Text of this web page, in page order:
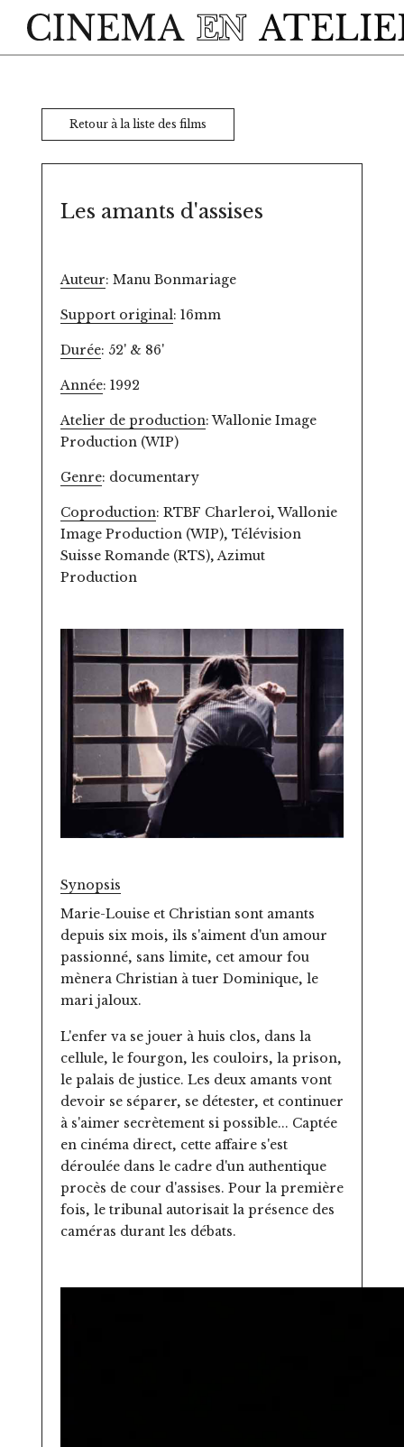
Retour à la liste des films
Les amants d'assises
Auteur: Manu Bonmariage
Support original: 16mm
Durée: 52' & 86'
Année: 1992
Atelier de production: Wallonie Image
Production (WIP)
Genre: documentary
Coproduction: RTBF Charleroi, Wallonie
Image Production (WIP), Télévision
Suisse Romande (RTS), Azimut
Production
Synopsis
Marie-Louise et Christian sont amants
depuis six mois, ils s'aiment d'un amour
passionné, sans limite, cet amour fou
mènera Christian à tuer Dominique, le
mari jaloux.
L'enfer va se jouer à huis clos, dans la
cellule, le fourgon, les couloirs, la prison,
le palais de justice. Les deux amants vont
devoir se séparer, se détester, et continuer
à s'aimer secrètement si possible... Captée
en cinéma direct, cette affaire s'est
déroulée dans le cadre d'un authentique
procès de cour d'assises. Pour la première
fois, le tribunal autorisait la présence des
caméras durant les débats.